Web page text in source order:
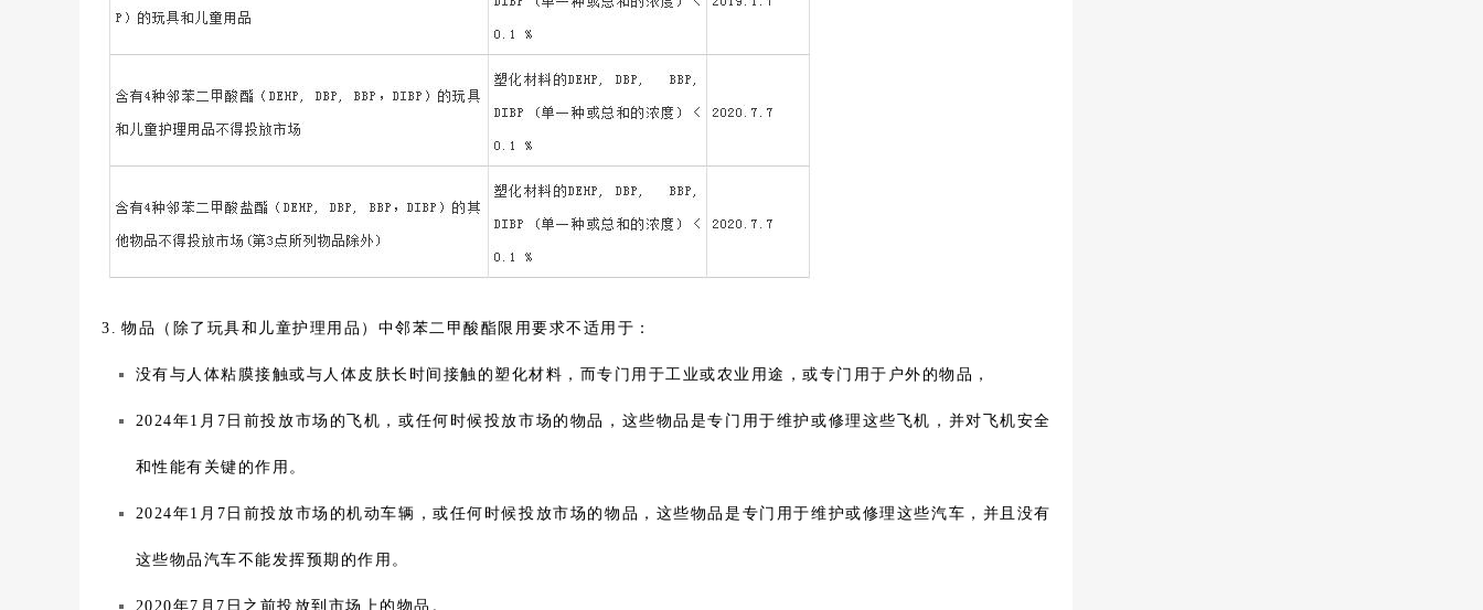
3. 物品（除了玩具和儿童护理用品）中邻苯二甲酸酯限用要求不适用于：
没有与人体粘膜接触或与人体皮肤长时间接触的塑化材料，而专门用于工业或农业用途，或专门用于户外的物品，
2024年1月7日前投放市场的飞机，或任何时候投放市场的物品，这些物品是专门用于维护或修理这些飞机，并对飞机安全
和性能有关键的作用。
2024年1月7日前投放市场的机动车辆，或任何时候投放市场的物品，这些物品是专门用于维护或修理这些汽车，并且没有
这些物品汽车不能发挥预期的作用。
2020年7月7日之前投放到市场上的物品。